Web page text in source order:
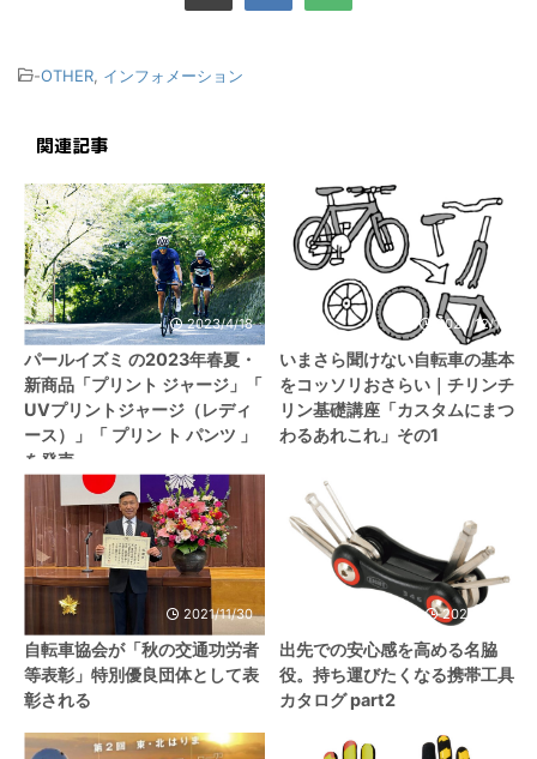
-OTHER インフォメーション
関連記事
2023/4/18
パールイズミ の2023年春夏・
新商品「プリント ジャージ」「
UVプリントジャージ（レディ
ース）」「 プリン ト パンツ 」
を発売
2020/12/15
いまさら聞けない自転車の基本
をコッソリおさらい｜チリンチ
リン基礎講座「カスタムにまつ
わるあれこれ」その1
2021/11/30
自転車協会が「秋の交通功労者
等表彰」特別優良団体として表
彰される
2020/8/31
出先での安心感を高める名脇
役。持ち運びたくなる携帯工具
カタログ part2